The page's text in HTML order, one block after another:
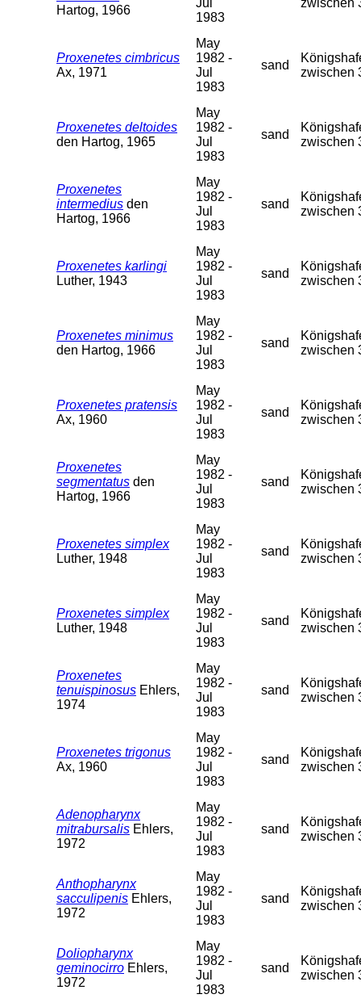
Hartog, 1966
Jul
1983
zwischen
Proxenetes cimbricus
Ax, 1971
May
1982 -
Jul
1983
sand
zwischen
Proxenetes deltoides
den Hartog, 1965
May
1982 -
Jul
1983
sand
zwischen
Proxenetes
intermedius den
Hartog, 1966
May
1982 -
Jul
1983
sand
zwischen
Proxenetes karlingi
Luther, 1943
May
1982 -
Jul
1983
sand
zwischen
Proxenetes minimus
den Hartog, 1966
May
1982 -
Jul
1983
sand
zwischen
Proxenetes pratensis
Ax, 1960
May
1982 -
Jul
1983
sand
zwischen
Proxenetes
segmentatus den
Hartog, 1966
May
1982 -
Jul
1983
sand
zwischen
Proxenetes simplex
Luther, 1948
May
1982 -
Jul
1983
sand
zwischen
Proxenetes simplex
Luther, 1948
May
1982 -
Jul
1983
sand
zwischen
Proxenetes
tenuispinosus Ehlers,
1974
May
1982 -
Jul
1983
sand
zwischen
Proxenetes trigonus
Ax, 1960
May
1982 -
Jul
1983
sand
zwischen
Adenopharynx
mitrabursalis Ehlers,
1972
May
1982 -
Jul
1983
sand
zwischen
Anthopharynx
sacculipenis Ehlers,
1972
May
1982 -
Jul
1983
sand
zwischen
Doliopharynx
geminocirro Ehlers,
1972
May
1982 -
Jul
1983
sand
zwischen